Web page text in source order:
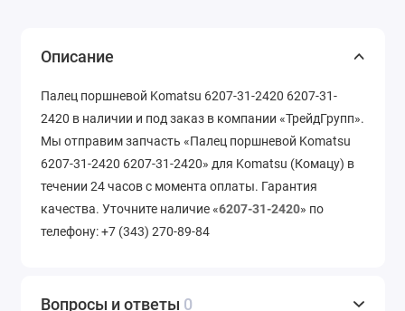
Описание
Палец поршневой Komatsu 6207-31-2420 6207-31-
2420 в наличии и под заказ в компании «ТрейдГрупп».
Мы отправим запчасть «Палец поршневой Komatsu
6207-31-2420 6207-31-2420» для Komatsu (Комацу) в
течении 24 часов с момента оплаты. Гарантия
качества. Уточните наличие «6207-31-2420» по
телефону: +7 (343) 270-89-84
Вопросы и ответы 0